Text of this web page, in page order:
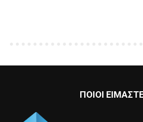
ΠΟΙΟΙ